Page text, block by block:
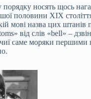
носять щось
половини XIX
назва цих штанів
від слів «bell» –
саме моряки